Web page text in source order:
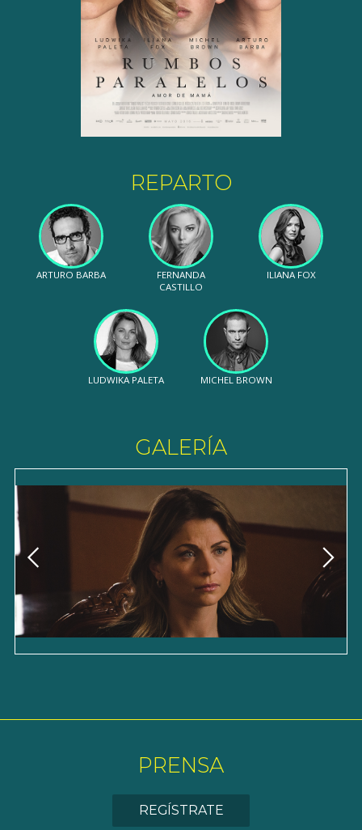
REPARTO
ARTURO BARBA
FERNANDA
CASTILLO
ILIANA FOX
LUDWIKA PALETA MICHEL BROWN
GALERÍA
PRENSA
REGÍSTRATE